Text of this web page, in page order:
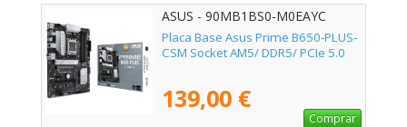
ASUS - 90MB1BS0-M0EAYC
Placa Base Asus Prime B650-PLUS-
CSM Socket AM5/ DDR5/ PCIe 5.0
139,00 €
Comprar